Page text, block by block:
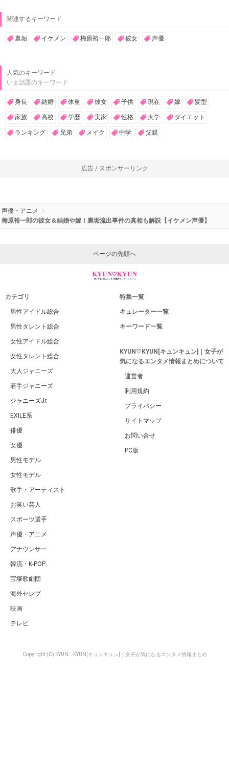
関連するキーワード
裏垢 イケメン 梅原裕一郎 彼女 声優
人気のキーワード
いま話題のキーワード
身長 結婚 体重 彼女 子供 現在 嫁 髪型
家族 高校 学歴 実家 性格 大学 ダイエット
ランキング 兄弟 メイク 中学 父親
広告 / スポンサーリンク
声優・アニメ
梅原裕一郎の彼女＆結婚や嫁！裏垢流出事件の真相も解説【イケメン声優】
ページの先頭へ
カテゴリ
男性アイドル総合
男性タレント総合
女性アイドル総合
女性タレント総合
大人ジャニーズ
若手ジャニーズ
ジャニーズJr.
EXILE系
俳優
女優
男性モデル
女性モデル
歌手・アーティスト
お笑い芸人
スポーツ選手
声優・アニメ
アナウンサー
韓流・K-POP
宝塚歌劇団
海外セレブ
映画
テレビ
特集一覧
キュレーター一覧
キーワード一覧
KYUN♡KYUN[キュンキュン]｜女子が
気になるエンタメ情報まとめについて
運営者
利用規約
プライバシー
サイトマップ
お問い合せ
PC版
Copyright (C) KYUN♡KYUN[キュンキュン]｜女子が気になるエンタメ情報まとめ